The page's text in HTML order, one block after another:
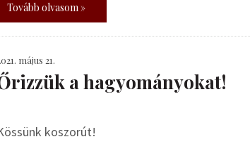
Tovább olvasom »
május 21.
a hagyományokat!
koszorút!